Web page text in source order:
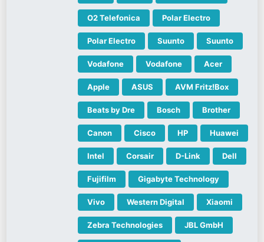
O2 Telefonica Polar Electro
Polar Electro Suunto Suunto
Vodafone Vodafone Acer
Apple ASUS AVM Fritz!Box
Beats by Dre Bosch Brother
Canon Cisco HP Huawei
Intel Corsair D-Link Dell
Fujifilm Gigabyte Technology
Vivo Western Digital Xiaomi
Zebra Technologies JBL GmbH